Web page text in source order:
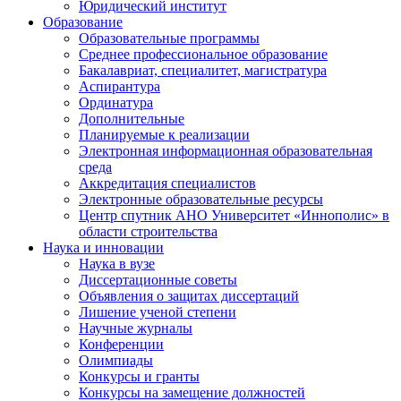
Юридический институт
Образование
Образовательные программы
Среднее профессиональное образование
Бакалавриат, специалитет, магистратура
Аспирантура
Ординатура
Дополнительные
Планируемые к реализации
Электронная информационная образовательная
среда
Аккредитация специалистов
Электронные образовательные ресурсы
Центр спутник АНО Университет «Иннополис» в
области строительства
Наука и инновации
Наука в вузе
Диссертационные советы
Объявления о защитах диссертаций
Лишение ученой степени
Научные журналы
Конференции
Олимпиады
Конкурсы и гранты
Конкурсы на замещение должностей